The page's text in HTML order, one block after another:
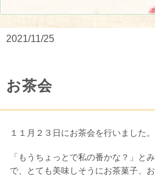
2021/11/25
お茶会
１１月２３日にお茶会を行いました。
「もうちょっとで私の番かな？」と
で、とても美味しそうにお茶菓子、